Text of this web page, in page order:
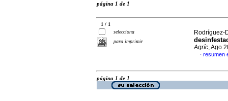
página 1 de 1
1 / 1
selecciona
para imprimir
Rodríguez-
Agríc, Ago
· resumen
página 1 de 1